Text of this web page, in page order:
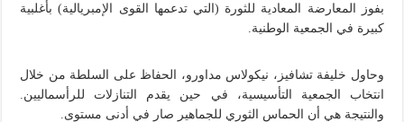
بفوز المعارضة المعادية للثورة (التي تدعمها القوى الإمبريالية) بأغلبية
كبيرة في الجمعية الوطنية.
وحاول خليفة تشافيز، نيكولاس مداورو، الحفاظ على السلطة من خلال
انتخاب الجمعية التأسيسية، في حين يقدم التنازلات للرأسماليين.
والنتيجة هي أن الحماس الثوري للجماهير صار في أدنى مستوى.